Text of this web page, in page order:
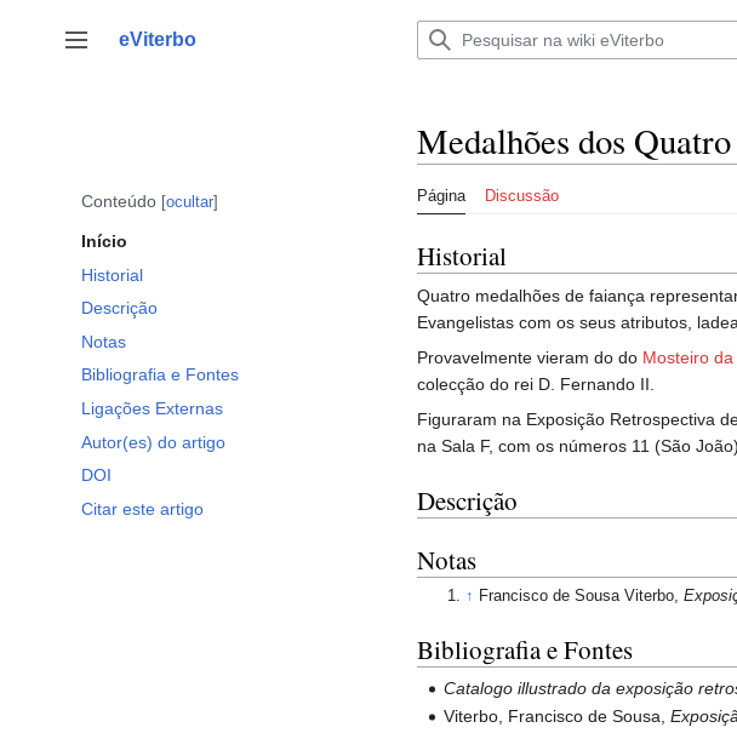
para
Alternar barra lateral
eViterbo
Conteúdo ocultar
Início
Historial
Descrição
Notas
Bibliografia e Fontes
Ligações Externas
Autor(es) do artigo
DOI
Citar este artigo
Medalhões dos
Página Discussão
Historial
Quatro medalhões de faiança
Evangelistas com os seus atributos,
Provavelmente vieram do do Mosteiro
colecção do rei D. Fernando II.
Figuraram na Exposição Retrospectiva
na Sala F, com os números 11 (São
Descrição
Notas
↑ Francisco de Sousa Viterbo,
Bibliografia e Fontes
Catalogo illustrado da exposição
Viterbo, Francisco de Sousa,